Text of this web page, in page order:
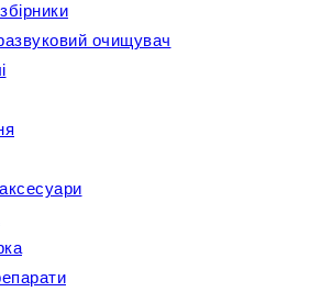
очищувач